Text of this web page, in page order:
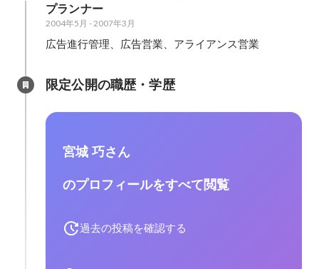
プランナー
2004年5月 -2007年3月
広告進行管理、広告営業、アライアンス営業
限定公開の職歴・学歴
宮城 巧さん
のプロフィールをすべて閲覧
過去の投稿を確認する